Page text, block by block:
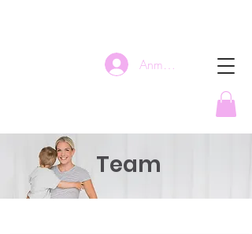
Anmelden
Team